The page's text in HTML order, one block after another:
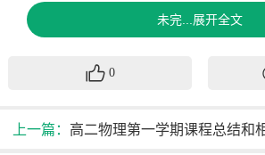
和解决问题的能力。
1. 折射和反射定律：理解折射和反射现
2. 透镜成像原理：理解透镜成像原理，
未完...展开全文
0
上一篇： 高二物理第一学期课程总结和